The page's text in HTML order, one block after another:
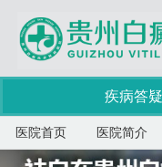
疾病答
医院首页 医院简介